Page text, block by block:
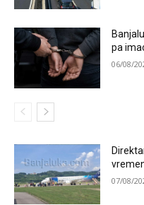
pa
06/08/
07/08/